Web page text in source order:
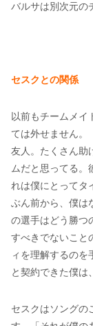
バルサは別次元の
セスクとの関係
以前もチームメイ
ては外せません。
友人。たくさん助
ムだと思ってる。
れは僕にとってタ
ぶん前から、僕は
の選手はどう勝つ
すべきでないこと
ィを理解するの
と契約できた僕は
セスクはソングの